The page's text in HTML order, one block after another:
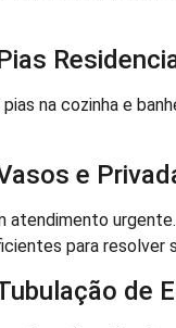
na cozinha e
e
atendimento
para resolver
de